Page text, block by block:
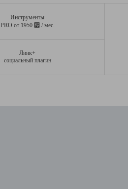
Инструменты
PRO от 1950 ⃏ / мес.
Линк+
социальный плагин